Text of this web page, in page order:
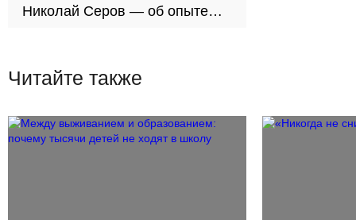
Николай Серов — об опыте
Читайте также